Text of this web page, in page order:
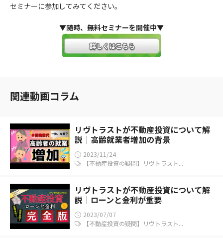
セミナーに参加してみてください。
▼随時、無料セミナーを開催中▼
関連動画コラム
リヴトラストが不動産投資について解
説｜高齢就業者増加の背景
2023/11/24
【不動産投資の疑問】リヴトラスト...
リヴトラストが不動産投資について解
説｜ローンと金利が重要
2023/07/07
【不動産投資の疑問】リヴトラスト...